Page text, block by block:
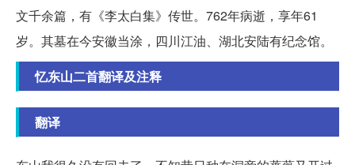
文千余篇，有《李太白集》传世。762年病逝，享年61
岁。其墓在今安徽当涂，四川江油、湖北安陆有纪念馆。
忆东山二首翻译及注释
翻译